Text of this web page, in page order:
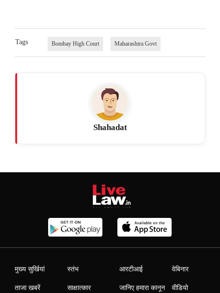
Tags Bombay High Court Maharashtra Govt
Shahadat
मुख्य सुर्खियां
ताजा खबरें
स्तंभ
साक्षात्कार
आरटीआई
जानिए हमारा कानून
वेबिनार
वीडियो